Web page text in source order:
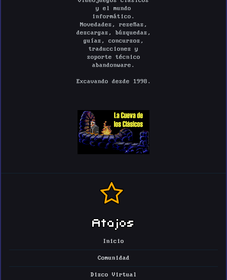
y el mundo
informático.
Novedades, reseñas,
descargas, búsquedas,
guías, concursos,
traducciones y
soporte técnico
abandonware.
Excavando desde 1998.
Atajos
Inicio
Comunidad
Disco Virtual